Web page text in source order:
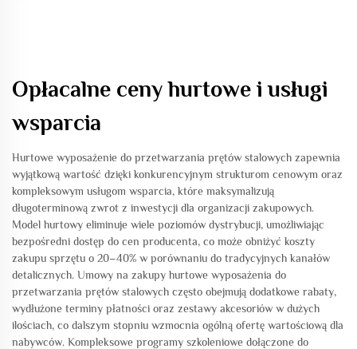
Opłacalne ceny hurtowe i usługi
wsparcia
Hurtowe wyposażenie do przetwarzania prętów stalowych zapewnia
wyjątkową wartość dzięki konkurencyjnym strukturom cenowym oraz
kompleksowym usługom wsparcia, które maksymalizują
długoterminową zwrot z inwestycji dla organizacji zakupowych.
Model hurtowy eliminuje wiele poziomów dystrybucji, umożliwiając
bezpośredni dostęp do cen producenta, co może obniżyć koszty
zakupu sprzętu o 20–40% w porównaniu do tradycyjnych kanałów
detalicznych. Umowy na zakupy hurtowe wyposażenia do
przetwarzania prętów stalowych często obejmują dodatkowe rabaty,
wydłużone terminy płatności oraz zestawy akcesoriów w dużych
ilościach, co dalszym stopniu wzmocnia ogólną ofertę wartościową dla
nabywców. Kompleksowe programy szkoleniowe dołączone do